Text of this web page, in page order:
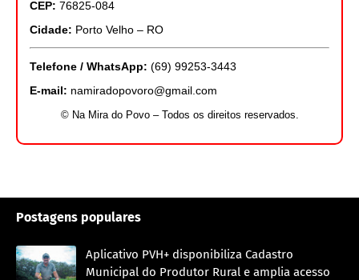
CEP: 76825-084
Cidade: Porto Velho – RO
Telefone / WhatsApp: (69) 99253-3443
E-mail: namiradopovoro@gmail.com
© Na Mira do Povo – Todos os direitos reservados.
Postagens populares
Aplicativo PVH+ disponibiliza Cadastro
Municipal do Produtor Rural e amplia acesso